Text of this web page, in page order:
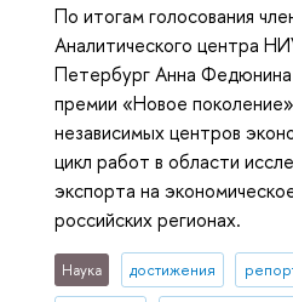
По итогам голосования
Аналитического центра
Петербург Анна
премии «Новое
независимых центров
цикл работ в области
экспорта на
российских регионах.
Наука достижения